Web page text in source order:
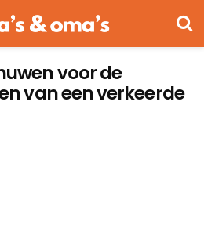
voor de
van een verkeerde